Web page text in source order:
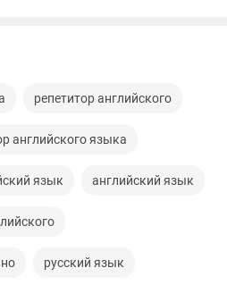
репетитор английского
английского языка
язык английский язык
русский язык